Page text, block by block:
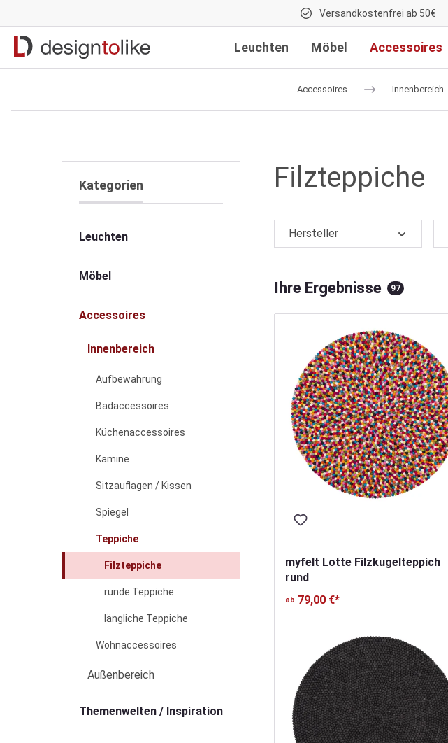
Versandkostenfrei ab 50€
Leuchten Möbel Accessoires
Accessoires Innenbereich
Kategorien
Leuchten
Möbel
Accessoires
Innenbereich
Aufbewahrung
Badaccessoires
Küchenaccessoires
Kamine
Sitzauflagen / Kissen
Spiegel
Teppiche
Filzteppiche
runde Teppiche
längliche Teppiche
Wohnaccessoires
Außenbereich
Themenwelten / Inspiration
Filzteppiche
Hersteller
Ihre Ergebnisse 97
myfelt Lotte Filzkugelteppich
rund
ab 79,00 €*